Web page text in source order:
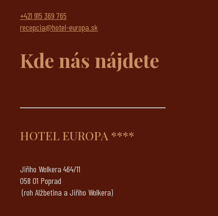
+421 915 369 765
recepcia@hotel-europa.sk
Kde nás nájdete
HOTEL EUROPA ****
Jiřího Wolkera 464/11
058 01 Poprad
(roh Alžbetina a Jiřího Wolkera)